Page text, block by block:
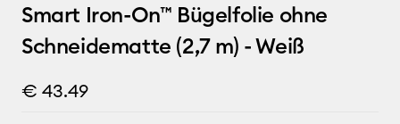
Smart Iron-On™ Bügelfolie ohne
Schneidematte (2,7 m) - Weiß
€ 43.49